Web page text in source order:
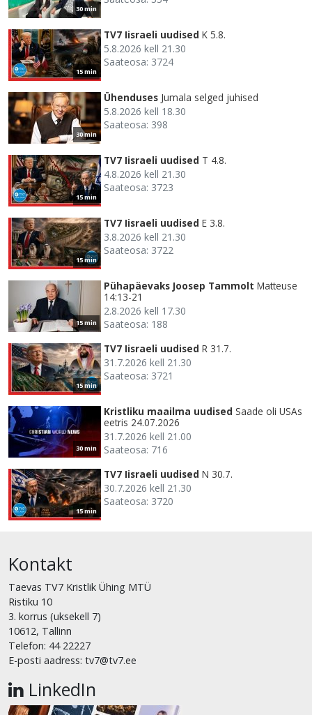
30 min
15 min
TV7 Iisraeli uudised K 5.8.
5.8.2026 kell 21.30
Saateosa: 3724
30 min
Ühenduses Jumala selged juhised
5.8.2026 kell 18.30
Saateosa: 398
15 min
TV7 Iisraeli uudised T 4.8.
4.8.2026 kell 21.30
Saateosa: 3723
15 min
TV7 Iisraeli uudised E 3.8.
3.8.2026 kell 21.30
Saateosa: 3722
15 min
Pühapäevaks Joosep Tammolt Matteuse
14:13-21
2.8.2026 kell 17.30
Saateosa: 188
15 min
TV7 Iisraeli uudised R 31.7.
31.7.2026 kell 21.30
Saateosa: 3721
30 min
Kristliku maailma uudised Saade oli USAs
eetris 24.07.2026
31.7.2026 kell 21.00
Saateosa: 716
15 min
TV7 Iisraeli uudised N 30.7.
30.7.2026 kell 21.30
Saateosa: 3720
Kontakt
Taevas TV7 Kristlik Ühing MTÜ
Ristiku 10
3. korrus (uksekell 7)
10612, Tallinn
Telefon: 44 22227
E-posti aadress: tv7@tv7.ee
LinkedIn